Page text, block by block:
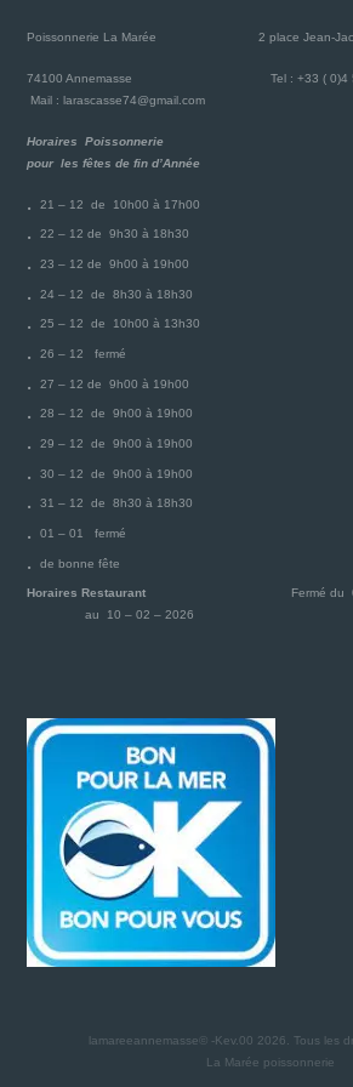
Poissonnerie La Marée2 place Jean-
74100 AnnemasseTel : +33
Mail : larascasse74@gmail.com
Horaires Poissonnerie
pour les fêtes de fin d’Année
21 – 12 de 10h00 à 17h00
22 – 12 de 9h30 à 18h30
23 – 12 de 9h00 à 19h00
24 – 12 de 8h30 à 18h30
25 – 12 de 10h00 à 13h30
26 – 12 fermé
27 – 12 de 9h00 à 19h00
28 – 12 de 9h00 à 19h00
29 – 12 de 9h00 à 19h00
30 – 12 de 9h00 à 19h00
31 – 12 de 8h30 à 18h30
01 – 01 fermé
de bonne fête
Horaires Restaurant
au 10 – 02 – 2026
lamareeannemasse© -Kev.00 2026. Tous les
La Marée poissonnerie